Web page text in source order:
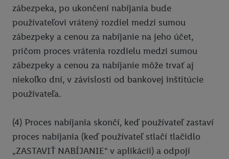
zábezpeka, po ukončení nabíjania bude
používateľovi vrátený rozdiel medzi sumou
zábezpeky a cenou za nabíjanie na jeho účet,
pričom proces vrátenia rozdielu medzi sumou
zábezpeky a cenou za nabíjanie môže trvať aj
niekoľko dní, v závislosti od bankovej inštitúcie
používateľa.
(4) Proces nabíjania skončí, keď používateľ zastaví
proces nabíjania (keď používateľ stlačí tlačidlo
„ZASTAVIŤ NABÍJANIE“ v aplikácii) a odpojí